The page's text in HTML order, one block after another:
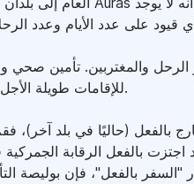
الرحل والمغتربين. تأمين
للإقامات طويلة الأجل. أي بلد وأي جنسية.
بالفعل (حاليًا في بلد آخر)،
اجتزت بالفعل الرقابة
"السفر بالفعل"، فإن بوليصة